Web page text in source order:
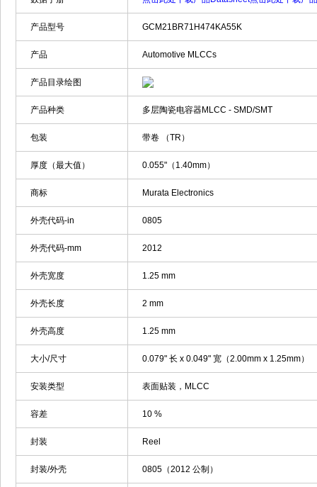
产品型号 GCM21BR71H474KA55K
产品 Automotive MLCCs
产品目录绘图
产品种类 多层陶瓷电容器MLCC - SMD/SMT
包装 带卷 （TR）
厚度（最大值） 0.055"（1.40mm）
商标 Murata Electronics
外壳代码-in 0805
外壳代码-mm 2012
外壳宽度 1.25 mm
外壳长度 2 mm
外壳高度 1.25 mm
大小/尺寸 0.079" 长 x 0.049" 宽（2.00mm x 1.25mm）
安装类型 表面贴装，MLCC
容差 10 %
封装 Reel
封装/外壳 0805（2012 公制）